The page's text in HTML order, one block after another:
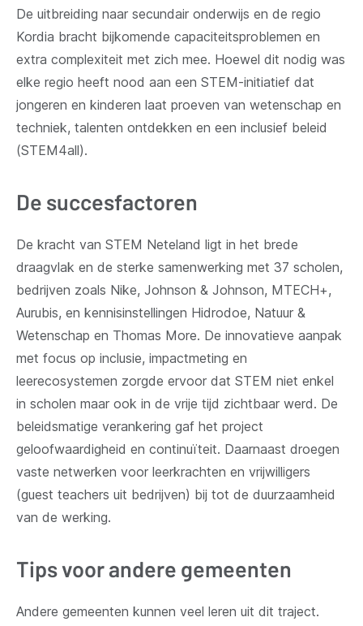
De uitbreiding naar secundair onderwijs en de regio
Kordia bracht bijkomende capaciteitsproblemen en
extra complexiteit met zich mee. Hoewel dit nodig was
elke regio heeft nood aan een STEM-initiatief dat
jongeren en kinderen laat proeven van wetenschap en
techniek, talenten ontdekken en een inclusief beleid
(STEM4all).
De succesfactoren
De kracht van STEM Neteland ligt in het brede
draagvlak en de sterke samenwerking met 37 scholen,
bedrijven zoals Nike, Johnson & Johnson, MTECH+,
Aurubis, en kennisinstellingen Hidrodoe, Natuur &
Wetenschap en Thomas More. De innovatieve aanpak
met focus op inclusie, impactmeting en
leerecosystemen zorgde ervoor dat STEM niet enkel
in scholen maar ook in de vrije tijd zichtbaar werd. De
beleidsmatige verankering gaf het project
geloofwaardigheid en continuïteit. Daarnaast droegen
vaste netwerken voor leerkrachten en vrijwilligers
(guest teachers uit bedrijven) bij tot de duurzaamheid
van de werking.
Tips voor andere gemeenten
Andere gemeenten kunnen veel leren uit dit traject.